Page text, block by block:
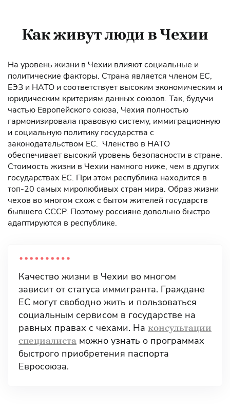
Как живут люди в Чехии
На уровень жизни в Чехии влияют социальные и
политические факторы. Страна является членом ЕС,
ЕЭЗ и НАТО и соответствует высоким экономическим и
юридическим критериям данных союзов. Так, будучи
частью Европейского союза, Чехия полностью
гармонизировала правовую систему, иммиграционную
и социальную политику государства с
законодательством ЕС. Членство в НАТО
обеспечивает высокий уровень безопасности в стране.
Стоимость жизни в Чехии намного ниже, чем в других
государствах ЕС. При этом республика находится в
топ-20 самых миролюбивых стран мира. Образ жизни
чехов во многом схож с бытом жителей государств
бывшего СССР. Поэтому россияне довольно быстро
адаптируются в республике.
Качество жизни в Чехии во многом
зависит от статуса иммигранта. Граждане
ЕС могут свободно жить и пользоваться
социальным сервисом в государстве на
равных правах с чехами. На консультации
специалиста можно узнать о программах
быстрого приобретения паспорта
Евросоюза.